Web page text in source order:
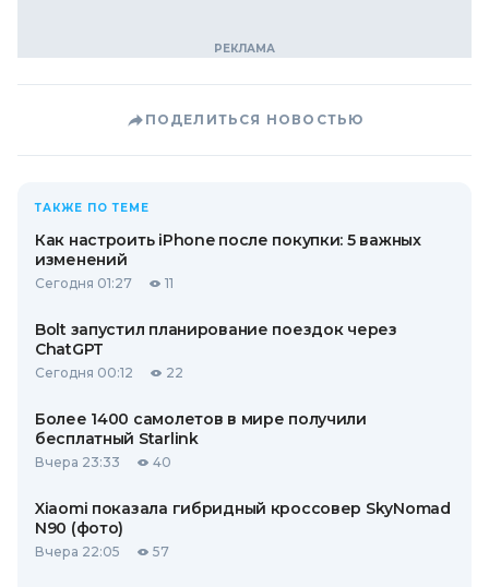
ПОДЕЛИТЬСЯ НОВОСТЬЮ
ТАКЖЕ ПО ТЕМЕ
Как настроить iPhone после покупки: 5 важных
изменений
Сегодня 01:27 11
Bolt запустил планирование поездок через
ChatGPT
Сегодня 00:12 22
Более 1400 самолетов в мире получили
бесплатный Starlink
Вчера 23:33 40
Xiaomi показала гибридный кроссовер SkyNomad
N90 (фото)
Вчера 22:05 57